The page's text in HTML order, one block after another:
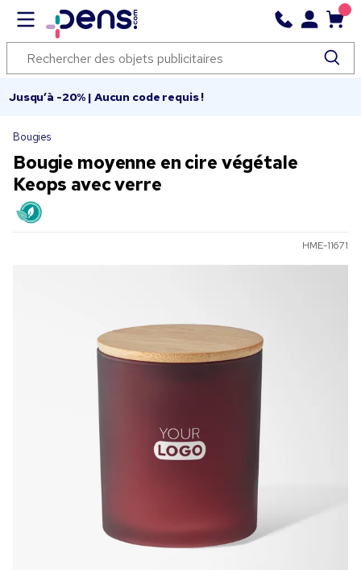
Jusqu’à -20% | Aucun code requis !
Bougies
Bougie moyenne en cire végétale
Keops avec verre
HME-11671